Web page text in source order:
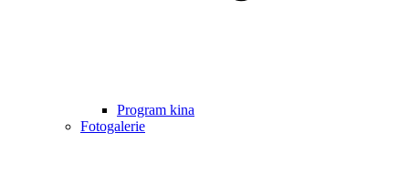
Program kina
Fotogalerie